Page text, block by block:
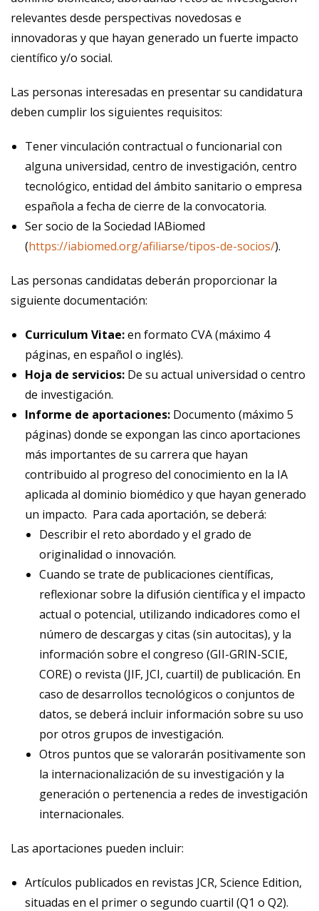
relevantes desde perspectivas novedosas e
innovadoras y que hayan generado un fuerte impacto
científico y/o social.
Las personas interesadas en presentar su candidatura
deben cumplir los siguientes requisitos:
Tener vinculación contractual o funcionarial con
alguna universidad, centro de investigación, centro
tecnológico, entidad del ámbito sanitario o empresa
española a fecha de cierre de la convocatoria.
Ser socio de la Sociedad IABiomed
(https://iabiomed.org/afiliarse/tipos-de-socios/).
Las personas candidatas deberán proporcionar la
siguiente documentación:
Curriculum Vitae:en formato CVA (máximo 4
páginas, en español o inglés).
Hoja de servicios: De su actual universidad o centro
de investigación.
Informe de aportaciones: Documento (máximo 5
páginas) donde se expongan las cinco aportaciones
más importantes de su carrera que hayan
contribuido al progreso del conocimiento en la IA
aplicada al dominio biomédico y que hayan generado
un impacto. Para cada aportación, se deberá:
Describir el reto abordado y el grado de
originalidad o innovación.
Cuando se trate de publicaciones científicas,
reflexionar sobre la difusión científica y el impacto
actual o potencial, utilizando indicadores como el
número de descargas y citas (sin autocitas), y la
información sobre el congreso (GII-GRIN-SCIE,
CORE) o revista (JIF, JCI, cuartil) de publicación. En
caso de desarrollos tecnológicos o conjuntos de
datos, se deberá incluir información sobre su uso
por otros grupos de investigación.
Otros puntos que se valorarán positivamente son
la internacionalización de su investigación y la
generación o pertenencia a redes de investigación
internacionales.
Las aportaciones pueden incluir:
Artículos publicados en revistas JCR, Science Edition,
situadas en el primer o segundo cuartil (Q1 o Q2).